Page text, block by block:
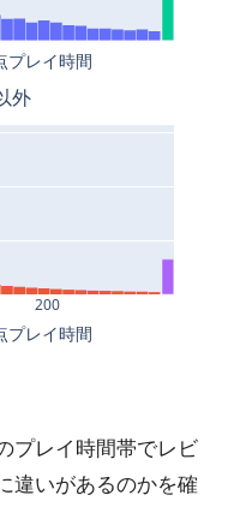
プレイ時間帯でレビ
違いがあるのかを確